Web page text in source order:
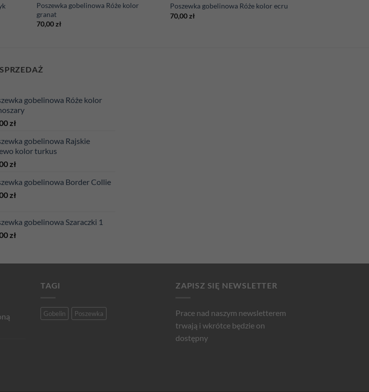
Poszewka gobelinowa Róże kolor
granat
70,00zł
Poszewka gobelinowa Róże kolor ecru
70,00zł
gobelinowa Róże kolor
zł
gobelinowa Rajskie
kolor turkus
zł
gobelinowa Border Collie
zł
gobelinowa Szaraczki 1
zł
TAGI
Gobelin Poszewka
ZAPISZ SIĘ NEWSLETTER
Prace nad naszym newsletterem
trwają i wkrótce będzie on
dostępny